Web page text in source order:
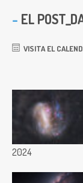
EL
VISITA EL
2024